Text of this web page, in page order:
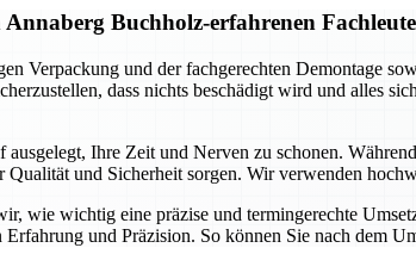
Buchholz-erfahrenen
Verpackung und der fachgerechten Demontage
dass nichts beschädigt wird und alles
Ihre Zeit und Nerven zu schonen.
Qualität und Sicherheit sorgen. Wir verwenden
wie wichtig eine präzise und termingerechte
und Präzision. So können Sie nach dem